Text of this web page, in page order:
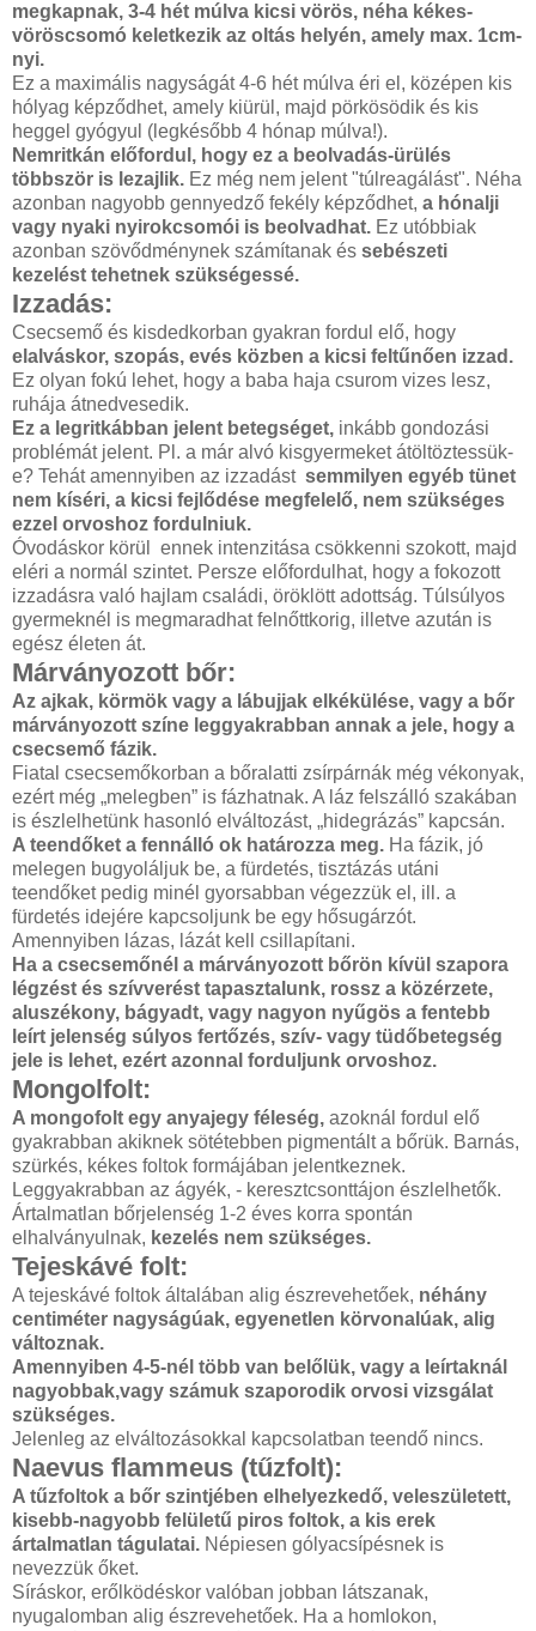
megkapnak, 3-4 hét múlva kicsi vörös, néha kékes-
vöröscsomó keletkezik az oltás helyén, amely max. 1cm-
nyi.
Ez a maximális nagyságát 4-6 hét múlva éri el, középen kis
hólyag képződhet, amely kiürül, majd pörkösödik és kis
heggel gyógyul (legkésőbb 4 hónap múlva!).
Nemritkán előfordul, hogy ez a beolvadás-ürülés
többször is lezajlik. Ez még nem jelent "túlreagálást". Néha
azonban nagyobb gennyedző fekély képződhet, a hónalji
vagy nyaki nyirokcsomói is beolvadhat. Ez utóbbiak
azonban szövődménynek számítanak és sebészeti
kezelést tehetnek szükségessé.
Izzadás:
Csecsemő és kisdedkorban gyakran fordul elő, hogy
elalváskor, szopás, evés közben a kicsi feltűnően izzad.
Ez olyan fokú lehet, hogy a baba haja csurom vizes lesz,
ruhája átnedvesedik.
Ez a legritkábban jelent betegséget, inkább gondozási
problémát jelent. Pl. a már alvó kisgyermeket átöltöztessük-
e? Tehát amennyiben az izzadást semmilyen egyéb tünet
nem kíséri, a kicsi fejlődése megfelelő, nem szükséges
ezzel orvoshoz fordulniuk.
Óvodáskor körül ennek intenzitása csökkenni szokott, majd
eléri a normál szintet. Persze előfordulhat, hogy a fokozott
izzadásra való hajlam családi, öröklött adottság. Túlsúlyos
gyermeknél is megmaradhat felnőttkorig, illetve azután is
egész életen át.
Márványozott bőr:
Az ajkak, körmök vagy a lábujjak elkékülése, vagy a bőr
márványozott színe leggyakrabban annak a jele, hogy a
csecsemő fázik.
Fiatal csecsemőkorban a bőralatti zsírpárnák még vékonyak,
ezért még „melegben” is fázhatnak. A láz felszálló szakában
is észlelhetünk hasonló elváltozást, „hidegrázás” kapcsán.
A teendőket a fennálló ok határozza meg. Ha fázik, jó
melegen bugyoláljuk be, a fürdetés, tisztázás utáni
teendőket pedig minél gyorsabban végezzük el, ill. a
fürdetés idejére kapcsoljunk be egy hősugárzót.
Amennyiben lázas, lázát kell csillapítani.
Ha a csecsemőnél a márványozott bőrön kívül szapora
légzést és szívverést tapasztalunk, rossz a közérzete,
aluszékony, bágyadt, vagy nagyon nyűgös a fentebb
leírt jelenség súlyos fertőzés, szív- vagy tüdőbetegség
jele is lehet, ezért azonnal forduljunk orvoshoz.
Mongolfolt:
A mongofolt egy anyajegy féleség, azoknál fordul elő
gyakrabban akiknek sötétebben pigmentált a bőrük. Barnás,
szürkés, kékes foltok formájában jelentkeznek.
Leggyakrabban az ágyék, - keresztcsonttájon észlelhetők.
Ártalmatlan bőrjelenség 1-2 éves korra spontán
elhalványulnak, kezelés nem szükséges.
Tejeskávé folt:
A tejeskávé foltok általában alig észrevehetőek, néhány
centiméter nagyságúak, egyenetlen körvonalúak, alig
változnak.
Amennyiben 4-5-nél több van belőlük, vagy a leírtaknál
nagyobbak,vagy számuk szaporodik orvosi vizsgálat
szükséges.
Jelenleg az elváltozásokkal kapcsolatban teendő nincs.
Naevus flammeus (tűzfolt):
A tűzfoltok a bőr szintjében elhelyezkedő, veleszületett,
kisebb-nagyobb felületű piros foltok, a kis erek
ártalmatlan tágulatai. Népiesen gólyacsípésnek is
nevezzük őket.
Síráskor, erőlködéskor valóban jobban látszanak,
nyugalomban alig észrevehetőek. Ha a homlokon,